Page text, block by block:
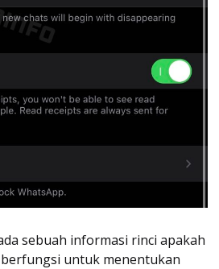
sebuah informasi rinci apakah
untuk menentukan